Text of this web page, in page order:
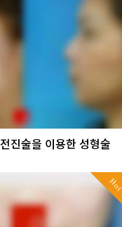
진술을 이용한 성형술
Hot